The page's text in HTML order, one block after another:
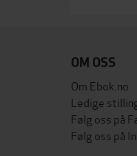
OM OSS
Om Ebok.no
Ledige
Følg oss på
Følg oss på